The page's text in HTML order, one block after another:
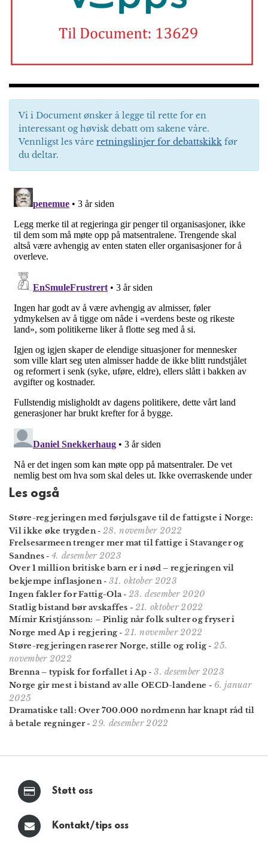
Vi i Document ønsker å legge til rette for en
interessant og høvisk debatt om sakene våre.
Vennligst les våre retningslinjer for debattskikk før
du deltar.
Les også
Støre-regjeringen med førjulsgave til de fattigste i Norge:
Vil ikke øke trygden-28. november 2022
Frelsesarmeen trenger mer mat til fattige i Stavanger og
Sandnes -4. desember 2023
Over 1 million britiske barn er i nød – regjeringen vil
bekjempe inflasjonen-31. oktober 2023
Ingen fakler for Fattig-Ola -23. desember 2020
Statlig bistand bør avskaffes - 21. oktober 2022
Mímir Kristjánsson: – Pinlig når folk sulter og fryser i
Norge med Ap i regjering -21. november 2022
Støre-regjeringen raserer Norge, stille og rolig -25.
november 2022
Brenna – typisk for forfallet i Ap -3. desember 2023
Norge gir mest i bistand av alle OECD-landene - 6. januar
2025
Dramatiske tall: Over 700.000 nordmenn har knapt råd til
å betale regninger-29. desember 2022
Støtt oss
Kontakt/tips oss